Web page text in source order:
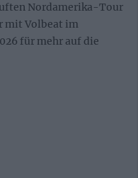
Nordamerika-Tour
mit Volbeat im
für mehr auf die